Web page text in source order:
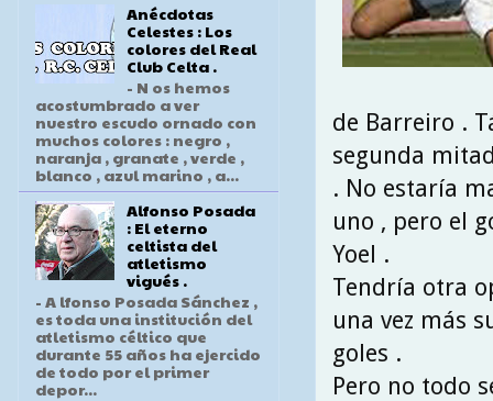
de Barreiro .
segunda
. No estaría
uno , pero el
Yoel .
Tendría otra
una vez más
goles .
Pero no todo
Anécdotas
Celestes : Los
colores del Real
Club Celta .
- N os hemos
acostumbrado a ver
nuestro escudo ornado con
muchos colores : negro ,
naranja , granate , verde ,
blanco , azul marino , a...
Alfonso Posada
: El eterno
celtista del
atletismo
vigués .
- A lfonso Posada Sánchez ,
es toda una institución del
atletismo céltico que
durante 55 años ha ejercido
de todo por el primer
depor...